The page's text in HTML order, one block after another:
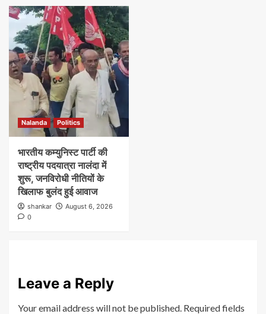
Nalanda Politics
भारतीय कम्युनिस्ट पार्टी की
राष्ट्रीय पदयात्रा नालंदा में
शुरू, जनविरोधी नीतियों के
खिलाफ बुलंद हुई आवाज
shankar
August 6, 2026
0
Leave a Reply
Your email address will not be published. Required fields